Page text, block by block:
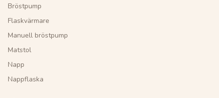
Bröstpump
Flaskvärmare
Manuell bröstpump
Matstol
Napp
Nappflaska